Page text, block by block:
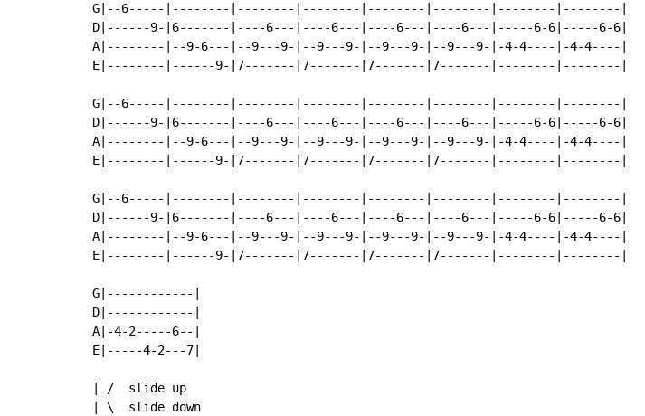
G|--6-----|--------|--------|--------|--------|--------|--------|--------|
D|------9-|6-------|----6---|----6---|----6---|----6---|-----6-6|-----6-6|
A|--------|--9-6---|--9---9-|--9---9-|--9---9-|--9---9-|-4-4----|-4-4----|
E|--------|------9-|7-------|7-------|7-------|7-------|--------|--------|
G|--6-----|--------|--------|--------|--------|--------|--------|--------|
D|------9-|6-------|----6---|----6---|----6---|----6---|-----6-6|-----6-6|
A|--------|--9-6---|--9---9-|--9---9-|--9---9-|--9---9-|-4-4----|-4-4----|
E|--------|------9-|7-------|7-------|7-------|7-------|--------|--------|
G|--6-----|--------|--------|--------|--------|--------|--------|--------|
D|------9-|6-------|----6---|----6---|----6---|----6---|-----6-6|-----6-6|
A|--------|--9-6---|--9---9-|--9---9-|--9---9-|--9---9-|-4-4----|-4-4----|
E|--------|------9-|7-------|7-------|7-------|7-------|--------|--------|
G|------------|
D|------------|
A|-4-2-----6--|
E|-----4-2---7|
| /  slide up
| \  slide down